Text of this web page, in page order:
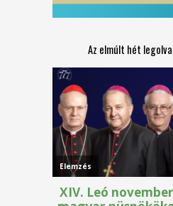
Az elmúlt hét